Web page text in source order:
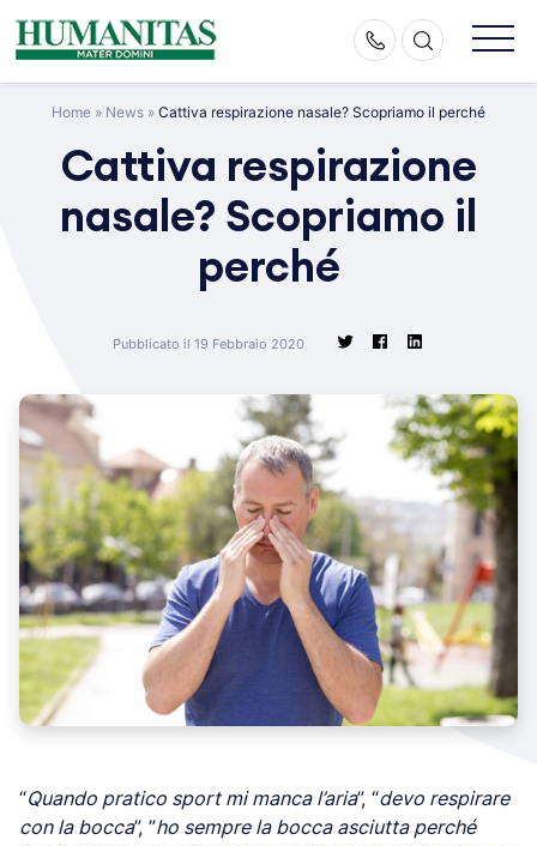
Skip
to
Home » News » Cattiva respirazione nasale? Scopriamo il perché
Cattiva respirazione
nasale? Scopriamo il
perché
Pubblicato il 19 Febbraio 2020
“Quando pratico sport mi manca l’aria”, “devo respirare
con la bocca”, ”ho sempre la bocca asciutta perché